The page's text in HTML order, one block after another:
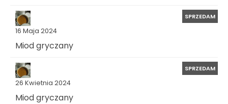
16 Maja 2024
SPRZEDAM
Miod gryczany
26 Kwietnia 2024
SPRZEDAM
Miod gryczany